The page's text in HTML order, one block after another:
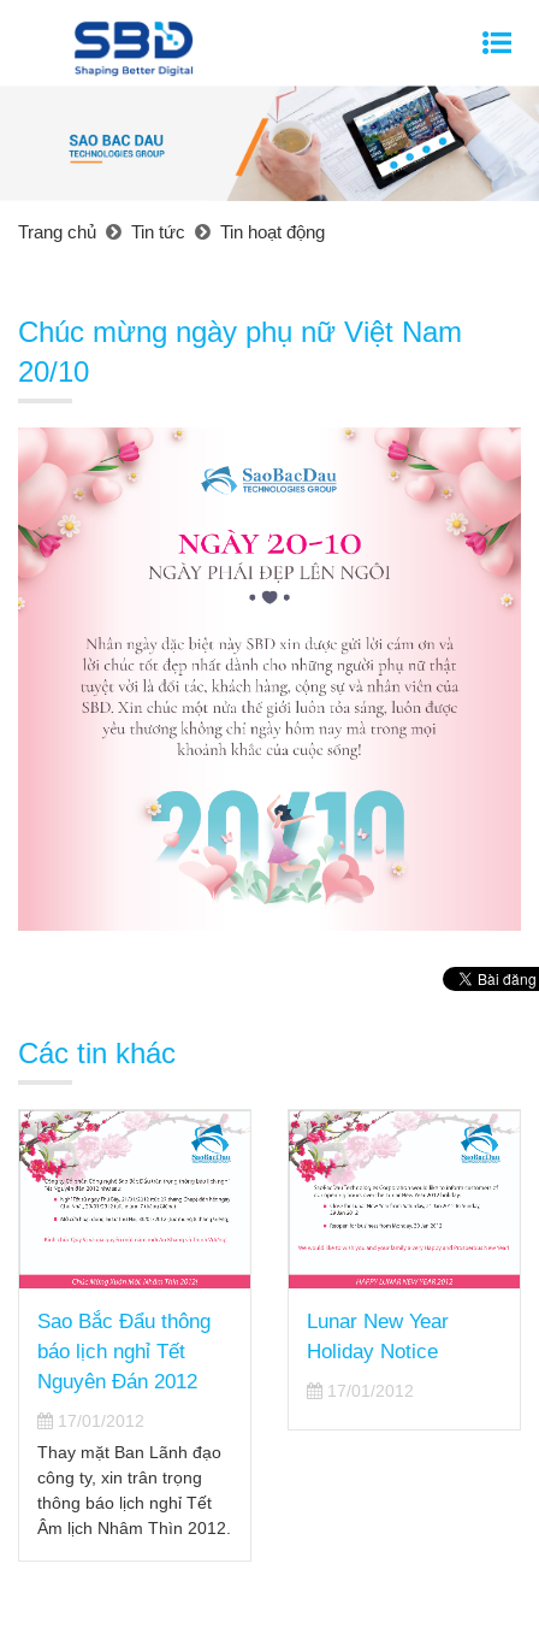
Trang chủ Tin tức Tin hoạt động
Chúc mừng ngày phụ nữ Việt Nam
20/10
Các tin khác
Sao Bắc Đẩu thông
báo lịch nghỉ Tết
Nguyên Đán 2012
17/01/2012
Thay mặt Ban Lãnh đạo
công ty, xin trân trọng
thông báo lịch nghỉ Tết
Âm lịch Nhâm Thìn 2012.
Lunar New Year
Holiday Notice
17/01/2012